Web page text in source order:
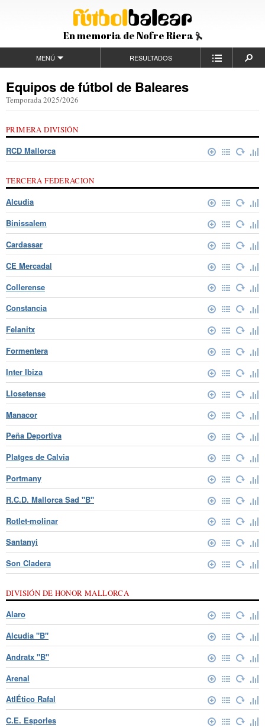
En memoria de Nofre Riera
MENÚ RESULTADOS
Equipos de fútbol de Baleares
Temporada 2025/2026
PRIMERA DIVISIÓN
RCD Mallorca
TERCERA FEDERACION
Alcudia
Binissalem
Cardassar
CE Mercadal
Collerense
Constancia
Felanitx
Formentera
Inter Ibiza
Llosetense
Manacor
Peña Deportiva
Platges de Calvia
Portmany
R.C.D. Mallorca Sad "B"
Rotlet-molinar
Santanyi
Son Cladera
DIVISIÓN DE HONOR MALLORCA
Alaro
Alcudia "B"
Andratx "B"
Arenal
AtlÉtico Rafal
C.E. Esporles